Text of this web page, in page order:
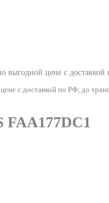
выгодной цене с
с доставкой по РФ, до